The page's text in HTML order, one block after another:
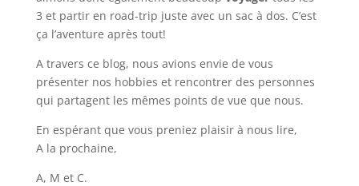
3 et partir en road-trip juste avec un sac à dos. C’est
ça l’aventure après tout!
A travers ce blog, nous avions envie de vous
présenter nos hobbies et rencontrer des personnes
qui partagent les mêmes points de vue que nous.
En espérant que vous preniez plaisir à nous lire,
A la prochaine,
A, M et C.